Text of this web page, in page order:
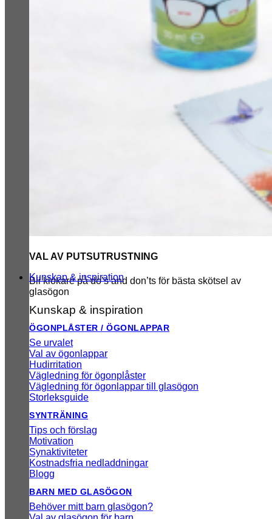
VAL AV PUTSUTRUSTNING
Bli klokare på do’s and don’ts för bästa skötsel av
glasögon
Kunskap & inspiration
Kunskap & inspiration
ÖGONPLÅSTER / ÖGONLAPPAR
Se urvalet
Val av ögonlappar
Hudirritation
Vägledning för ögonplåster
Vägledning för ögonlappar till glasögon
Storleksguide
SYNTRÄNING
Tips och förslag
Motivation
Synaktiviteter
Kostnadsfria nedladdningar
Blogg
BARN MED GLASÖGON
Behöver mitt barn glasögon?